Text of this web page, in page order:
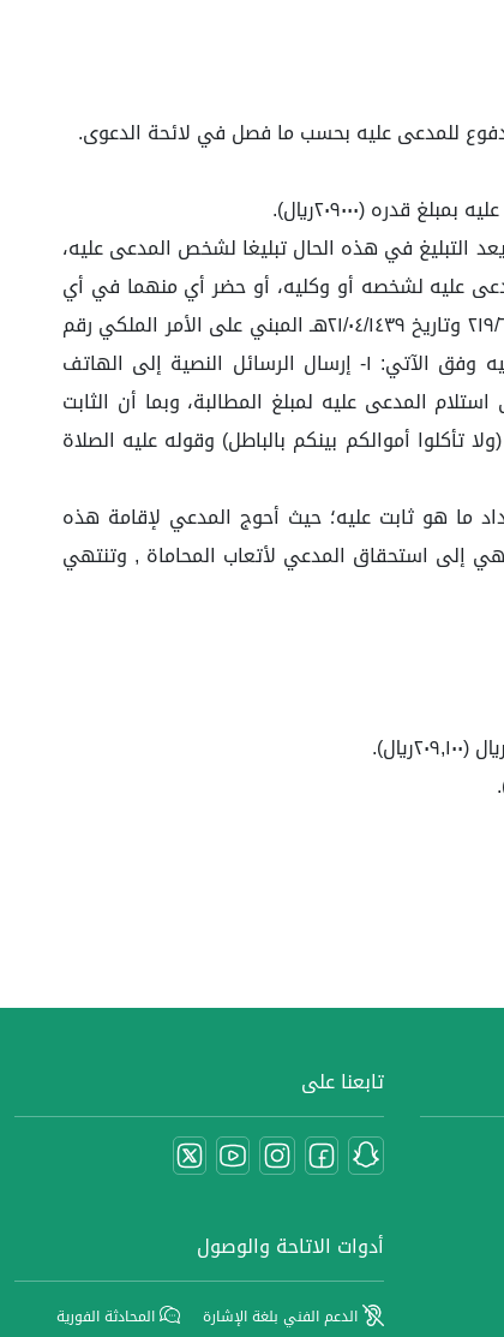
التبليغ في هذه الحال تبليغا لشخص المدعى عليه،
التجارية الصادر بالمرسوم الملكي رقم (م/٩٣) وتاريخ ١٥/٨/١٤٤١هـ ما نصه "١-إذا تبلغ المدعى عليه لشخصه أو وكليه، أو حضر أي منهما في أي
جلسة أمام المحكمة، أو قدم مذكرة بدفاعه، عُدَّت الخصومة حضورية، ولو تخلف بعد ذلك." ولقرار المجلس الأعلى للقضاء رقم ٢١٩/٦/٣٩ وتاريخ ٢١/٠٤/١٤٣٩هـ المبني على الأمر الملكي رقم
١٤٣٨٨ وتاريخ ٢٥/٠٣/١٤٣٩هـ نص على أنه: يعتبر التبليغ عبر الوسائل الالكترونية منتجاً لآثاره النظامية وتبليغاً لشخص المرسل إليه وفق الآتي: ١- إرسال الرسائل النصية إلى الهاتف
المدعى عليه لمبلغ المطالبة، وبما أن الثابت
أموالكم بينكم بالباطل) وقوله عليه الصلاة
ما هو ثابت عليه؛ حيث أحوج المدعي لإقامة هذه
إلى استحقاق المدعي لأتعاب المحاماة , وتنتهي
تابعنا على
أدوات الاتاحة والوصول
الدعم الفني بلغة الإشارة المحادثة الفورية